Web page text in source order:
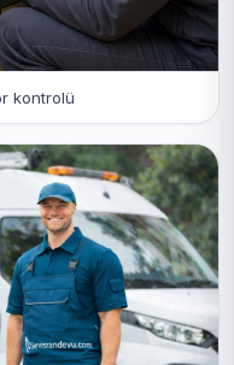
kontrolü